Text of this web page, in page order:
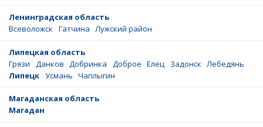
Ленинградская область
Всеволожск
Гатчина Лужский район
Липецкая область
Грязи
Данков Добринка Доброе Елец Задонск Лебедянь
Липецк Усмань Чаплыгин
Магаданская область
Магадан